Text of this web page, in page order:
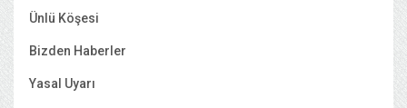
Ünlü Köşesi
Bizden Haberler
Yasal Uyarı